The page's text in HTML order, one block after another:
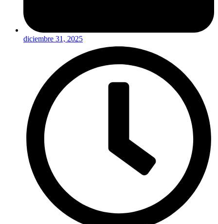
diciembre 31, 2025